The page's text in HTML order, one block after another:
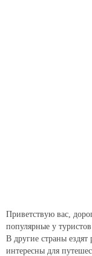
Приветствую вас,
популярные у
В другие страны
интересны для